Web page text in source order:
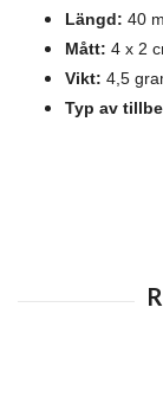
Längd: 40
Mått: 4 x 2
Vikt: 4,5
Typ av